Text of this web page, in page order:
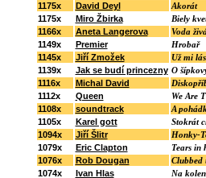
1175x
David Deyl
Akorát
1175x
Miro Žbirka
Biely
1166x
Aneta Langerova
Voda
1149x
Premier
Hrobař
1145x
Jiří Zmožek
Už mi
1139x
Jak se budí princezny O
1116x
Michal David
1112x
Queen
We Are
1108x
soundtrack
A
1105x
Karel gott
Stokrát
1094x
Jiří Šlitr
Honky-
1079x
Eric Clapton
Tears in
1076x
Rob Dougan
Clubbed
1074x
Ivan Hlas Na